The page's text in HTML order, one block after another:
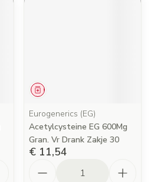
Geneesmiddel
Eurogenerics (EG)
Acetylcysteine EG 600Mg
Gran. Vr Drank Zakje 30
€ 11,54